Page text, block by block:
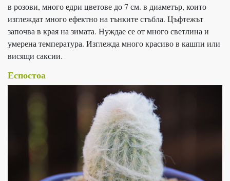
в розови, много едри цветове до 7 см. в диаметър, които
изглеждат много ефектно на тънките стъбла. Цъфтежът
започва в края на зимата. Нуждае се от много светлина и
умерена температура. Изглежда много красиво в кашпи или
висящи саксии.
Еспостоа